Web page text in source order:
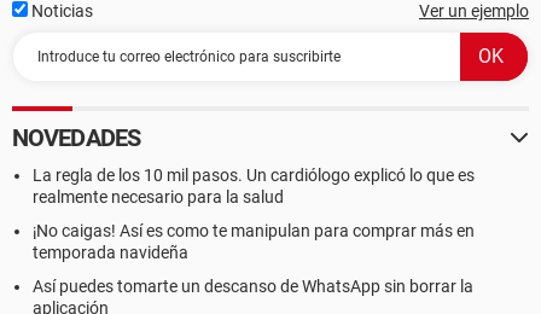
Noticias Ver un ejemplo
NOVEDADES
La regla de los 10 mil pasos. Un cardiólogo explicó lo que es
realmente necesario para la salud
¡No caigas! Así es como te manipulan para comprar más en
temporada navideña
Así puedes tomarte un descanso de WhatsApp sin borrar la
aplicación